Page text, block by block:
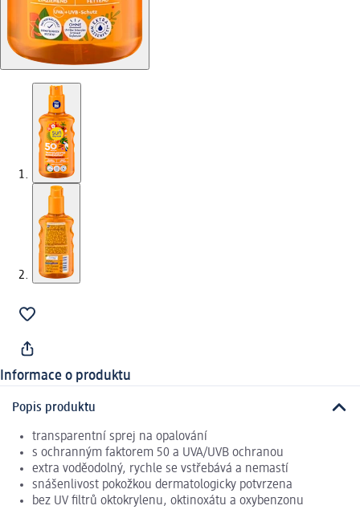
Informace o produktu
Popis produktu
transparentní sprej na opalování
s ochranným faktorem 50 a UVA/UVB ochranou
extra voděodolný, rychle se vstřebává a nemastí
snášenlivost pokožkou dermatologicky potvrzena
bez UV filtrů oktokrylenu, oktinoxátu a oxybenzonu